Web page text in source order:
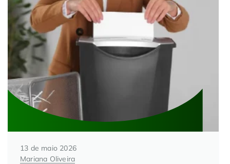
Automação de Processos
Educação Corporativa
Gerenciamento de NF-e
Adequação à LGPD
Auditoria de Processos
Hospitais e Clínicas
Instituições de Ensino
Departamento Pessoal
Departamento Financeiro
Cases de Sucesso
Nossas Unidades
Blog
Trabalhe Conosco
O QUE NOS DIFERENCIA? DESCUBRA
13 de maio 2026
Mariana Oliveira